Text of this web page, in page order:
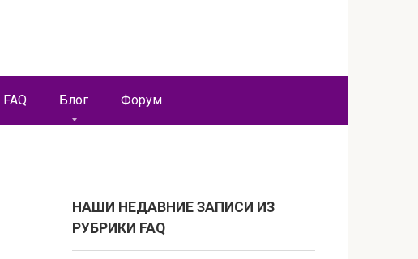
FAQ Блог Форум
НАШИ НЕДАВНИЕ ЗАПИСИ ИЗ
РУБРИКИ FAQ